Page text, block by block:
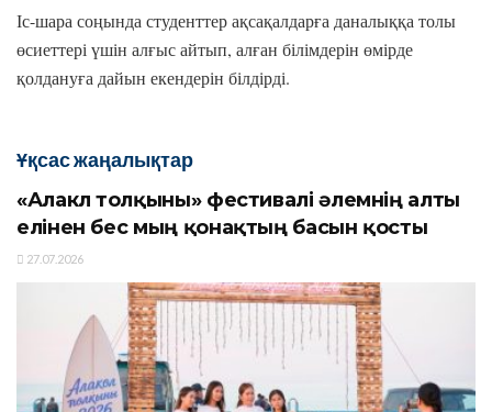
Іс-шара соңында студенттер ақсақалдарға даналыққа толы
өсиеттері үшін алғыс айтып, алған білімдерін өмірде
қолдануға дайын екендерін білдірді.
Ұқсас жаңалықтар
«Алакөл толқыны» фестивалі әлемнің алты
елінен бес мың қонақтың басын қосты
27.07.2026